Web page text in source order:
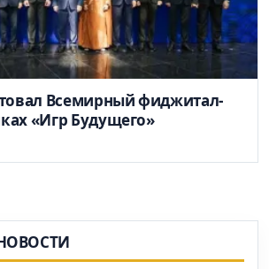
Всемирный фиджитал-
«Игр Будущего»